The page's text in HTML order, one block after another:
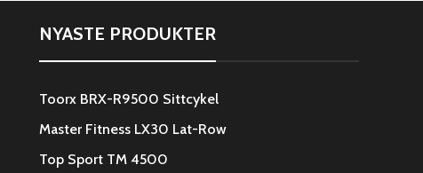
NYASTE PRODUKTER
Toorx BRX-R9500 Sittcykel
Master Fitness LX30 Lat-Row
Top Sport TM 4500